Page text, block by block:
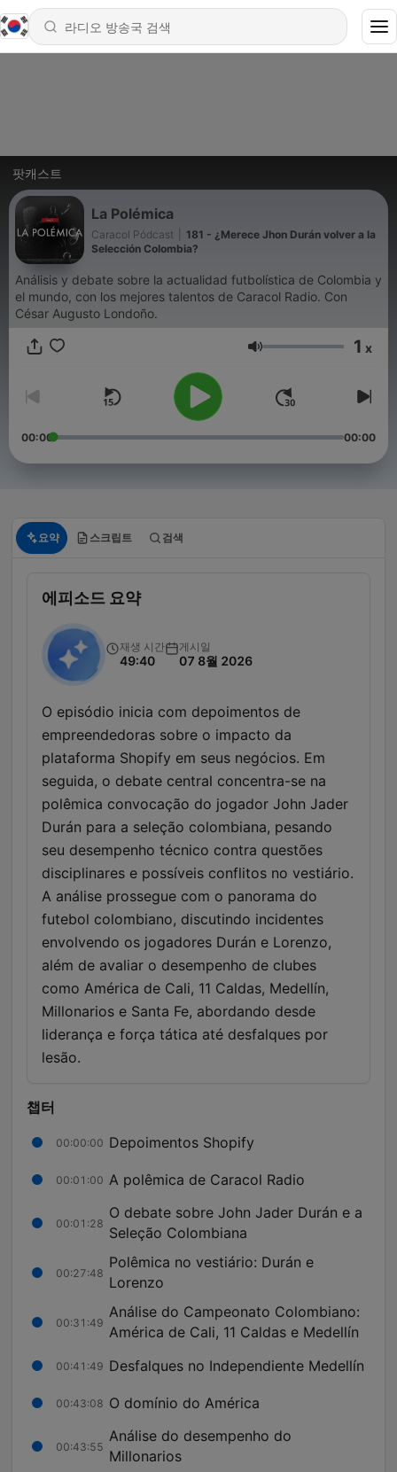
팟캐스트
La Polémica
Caracol Pódcast
181 - ¿Merece Jhon Durán volver a la
Selección Colombia?
Análisis y debate sobre la actualidad futbolística de Colombia y
el mundo, con los mejores talentos de Caracol Radio. Con
César Augusto Londoño.
음량 1 x
00:00 00:00
요약 스크립트 검색
에피소드 요약
재생 시간
49:40
게시일
07 8월 2026
O episódio inicia com depoimentos de
empreendedoras sobre o impacto da
plataforma Shopify em seus negócios. Em
seguida, o debate central concentra-se na
polêmica convocação do jogador John Jader
Durán para a seleção colombiana, pesando
seu desempenho técnico contra questões
disciplinares e possíveis conflitos no vestiário.
A análise prossegue com o panorama do
futebol colombiano, discutindo incidentes
envolvendo os jogadores Durán e Lorenzo,
além de avaliar o desempenho de clubes
como América de Cali, 11 Caldas, Medellín,
Millonarios e Santa Fe, abordando desde
liderança e força tática até desfalques por
lesão.
챕터
00:00:00 Depoimentos Shopify
00:01:00 A polêmica de Caracol Radio
00:01:28
O debate sobre John Jader Durán e a
Seleção Colombiana
00:27:48
Polêmica no vestiário: Durán e
Lorenzo
00:31:49
Análise do Campeonato Colombiano:
América de Cali, 11 Caldas e Medellín
00:41:49 Desfalques no Independiente Medellín
00:43:08 O domínio do América
00:43:55
Análise do desempenho do
Millonarios